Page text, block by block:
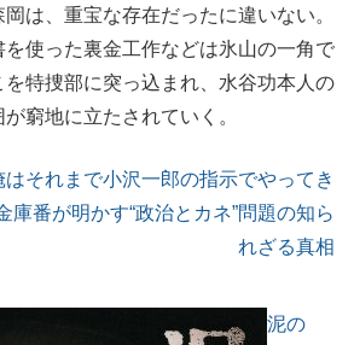
は、重宝な存在だったに違いない。
使った裏金工作などは氷山の一角で
を特捜部に突っ込まれ、水谷功本人の
窮地に立たされていく。
はそれまで小沢一郎の指示でやってき
庫番が明かす“政治とカネ”問題の知ら
れざる真相
泥の